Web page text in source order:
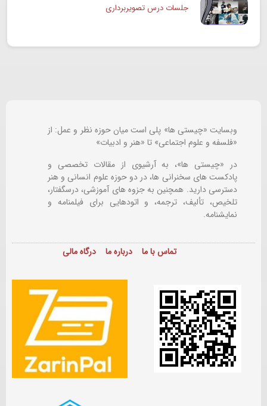
جلسات درس تصویربرداری
وبسایت «چیستی ها» پلی است میان حوزه نظر و عمل: از
«فلسفه و علوم اجتماعی» تا «هنر و ادبیات»
در «چیستی ها»، به آرشیوی از مقالات تخصصی و
پادکست های سخنرانی ها، در دو حوزه علوم انسانی و هنر
دسترسی دارید. همچنین به جزوه های آموزشی، درسگفتار،
تلخیص، تألیف، ترجمه، و اتودهایی برایفیلمنامه و
نمایشنامه.
تماس با ما درباره ما درگاه مالی